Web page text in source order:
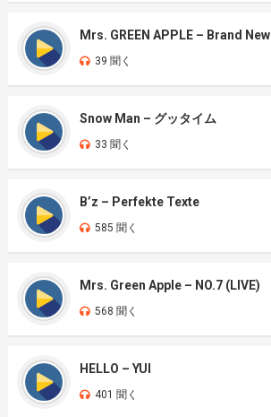
Mrs. GREEN APPLE – Brand New
39 聞く
Snow Man – グッタイム
33 聞く
B’z – Perfekte Texte
585 聞く
Mrs. Green Apple – NO.7 (LIVE)
568 聞く
HELLO – YUI
401 聞く